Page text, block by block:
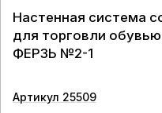
Настенная система
для торговли
ФЕРЗЬ №2-1
Артикул 25509